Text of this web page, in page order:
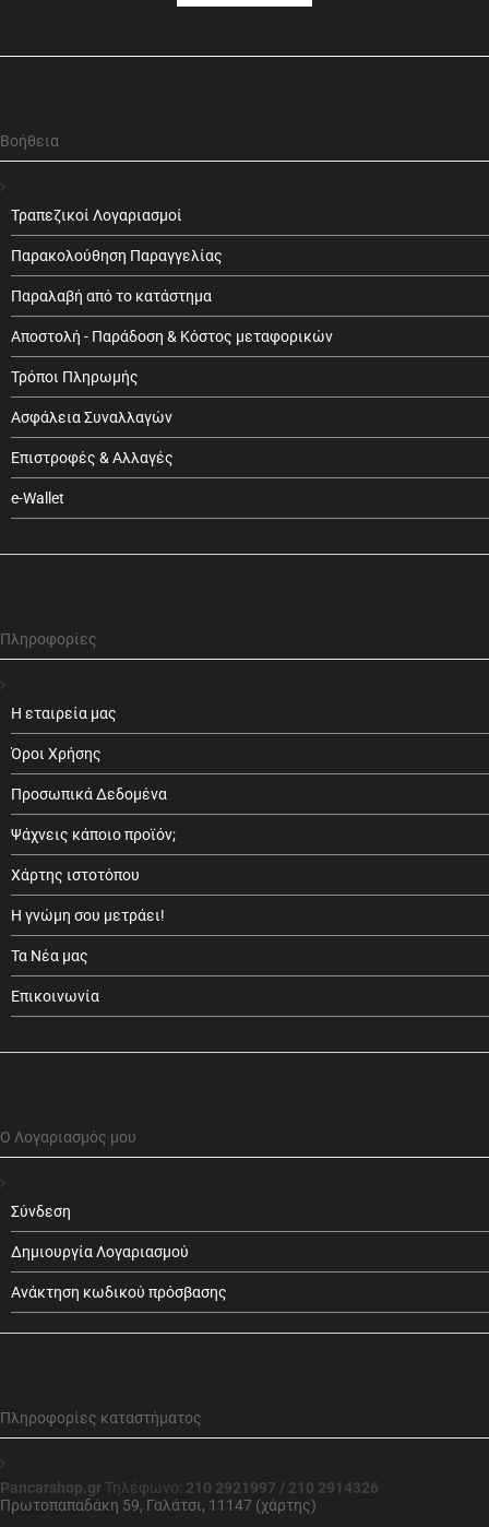
Βοήθεια
Τραπεζικοί Λογαριασμοί
Παρακολούθηση Παραγγελίας
Παραλαβή από το κατάστημα
Αποστολή - Παράδοση & Κόστος μεταφορικών
Τρόποι Πληρωμής
Ασφάλεια Συναλλαγών
Επιστροφές & Αλλαγές
e-Wallet
Πληροφορίες
Η εταιρεία μας
Όροι Χρήσης
Προσωπικά Δεδομένα
Ψάχνεις κάποιο προϊόν;
Χάρτης ιστοτόπου
Η γνώμη σου μετράει!
Τα Νέα μας
Επικοινωνία
Ο Λογαριασμός μου
Σύνδεση
Δημιουργία Λογαριασμού
Ανάκτηση κωδικού πρόσβασης
Πληροφορίες καταστήματος
Pancarshop.gr Τηλέφωνο: 210 2921997 / 210 2914326
Πρωτοπαπαδάκη 59, Γαλάτσι, 11147 (χάρτης)